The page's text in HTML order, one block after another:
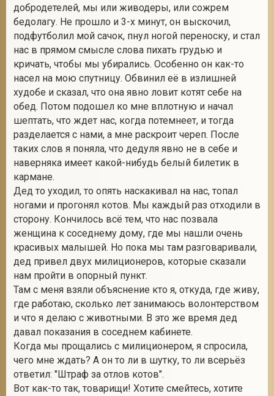
добродетелей, мы или живодеры, или сожрем
бедолагу. Не прошло и 3-х минут, он выскочил,
подфутболил мой сачок, пнул ногой переноску, и стал
нас в прямом смысле слова пихать грудью и
кричать, чтобы мы убирались. Особенно он как-то
насел на мою спутницу. Обвинил её в излишней
худобе и сказал, что она явно ловит котят себе на
обед. Потом подошел ко мне вплотную и начал
шептать, что ждет нас, когда потемнеет, и тогда
разделается с нами, а мне раскроит череп. После
таких слов я поняла, что дедуля явно не в себе и
наверняка имеет какой-нибудь белый билетик в
кармане.
Дед то уходил, то опять наскакивал на нас, топал
ногами и прогонял котов. Мы каждый раз отходили в
сторону. Кончилось всё тем, что нас позвала
женщина к соседнему дому, где мы нашли очень
красивых малышей. Но пока мы там разговаривали,
дед привел двух милиционеров, которые сказали
нам пройти в опорный пункт.
Там с меня взяли объяснение кто я, откуда, где живу,
где работаю, сколько лет занимаюсь волонтерством
и что я делаю с животными. В это же время дед
давал показания в соседнем кабинете.
Когда мы прощались с милиционером, я спросила,
чего мне ждать? А он то ли в шутку, то ли всерьёз
ответил: "Штраф за отлов котов".
Вот как-то так, товарищи! Хотите смейтесь, хотите